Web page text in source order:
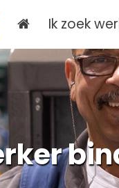
Ik zoek